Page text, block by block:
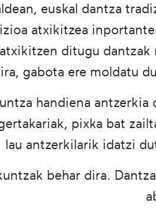
euskal dantza
atxikitzea
ditugu
gabota ere moldatu
handiena
pixka bat
lau antzerkilarik idatzi
behar dira.